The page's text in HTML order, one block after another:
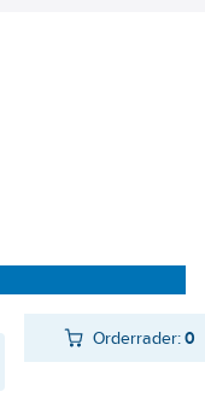
Orderrader:0